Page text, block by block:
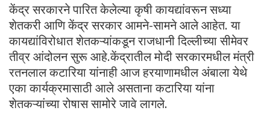
केंद्र सरकारने पारित केलेल्या कृषी कायद्यांवरून सध्या
शेतकरी आणि केंद्र सरकार आमने-सामने आले आहेत. या
कायद्यांविरोधात शेतकऱ्यांकडून राजधानी दिल्लीच्या सीमेवर
तीव्र आंदोलन सुरू आहे.केंद्रातील मोदी सरकारमधील मंत्री
रतनलाल कटारिया यांनाही आज हरयाणामधील अंबाला येथे
एका कार्यक्रमासाठी आले असताना कटारिया यांना
शेतकऱ्यांच्या रोषास सामोरे जावे लागले.